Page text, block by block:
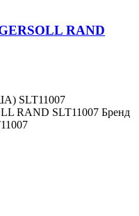
RAND
SLT11007
RAND SLT11007 Бренд